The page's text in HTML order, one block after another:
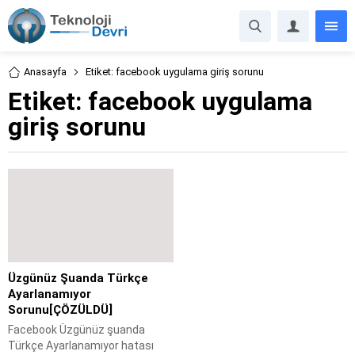
Anasayfa Etiket: facebook uygulama giriş sorunu
Etiket: facebook uygulama
giriş sorunu
Üzgünüz Şuanda Türkçe
Ayarlanamıyor
Sorunu[ÇÖZÜLDÜ]
Facebook Üzgünüz şuanda
Türkçe Ayarlanamıyor hatası